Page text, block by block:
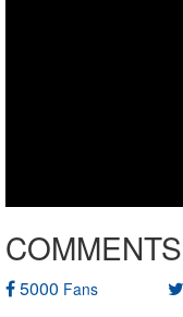
COMMENTS
5000 Fans